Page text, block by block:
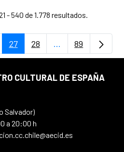
- 540 de 1.778 resultados.
Use TAB para
Página
27 Página
28 ...PáginasPágina
89
CULTURAL DE ESPAÑA
Salvador)
a 20:00 h